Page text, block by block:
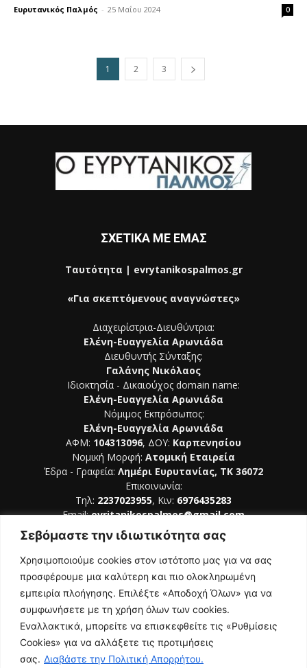
Σεβόμαστε την ιδιωτικότητα σας
Χρησιμοποιούμε cookies στον ιστότοπο μας για να σας
προσφέρουμε μια καλύτερη και πιο ολοκληρωμένη
εμπειρία πλοήγησης. Επιλέξτε «Αποδοχή Όλων» για να
συμφωνήσετε με τη χρήση όλων των cookies.
Εναλλακτικά, μπορείτε να επισκεφθείτε τις «Ρυθμίσεις
Cookies» για να αλλάξετε τις προτιμήσεις
σας. Διαβάστε την Πολιτική Απορρήτου.
Ευρυτανικός Παλμός - 25 Μαΐου 2024 0
1 2 3
ΣΧΕΤΙΚΑ ΜΕ ΕΜΑΣ
Ταυτότητα | evrytanikospalmos.gr
«Για σκεπτόμενους αναγνώστες»
Διαχειρίστρια-Διευθύντρια:
Ελένη-Ευαγγελία Αρωνιάδα
Διευθυντής Σύνταξης:
Γαλάνης Νικόλαος
Ιδιοκτησία - Δικαιούχος domain name:
Ελένη-Ευαγγελία Αρωνιάδα
Νόμιμος Εκπρόσωπος:
Ελένη-Ευαγγελία Αρωνιάδα
ΑΦΜ: 104313096, ΔΟΥ: Καρπενησίου
Νομική Μορφή: Ατομική Εταιρεία
Έδρα - Γραφεία: Λημέρι Ευρυτανίας, ΤΚ 36072
Επικοινωνία:
Τηλ: 2237023955, Κιν: 6976435283
Email:evritanikospalmos@gmail.com
Αριθμός Πιστοποίησης Μ.Η.Τ. 242044
ΑΚΟΛΟΥΘΗΣΕ ΜΑΣ